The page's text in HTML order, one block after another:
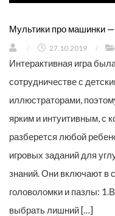
Мультики про машинки
/ 27.10.2019 /
Интерактивная игра
сотрудничестве с
иллюстраторами,
ярким и интуитивным, с
разберется любой
игровых заданий для
знаний. Они включают в
головоломки и пазлы:
выбрать лишний […]